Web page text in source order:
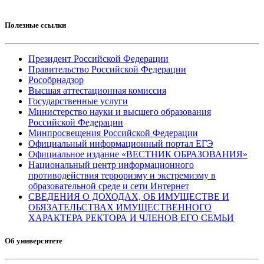
Полезные ссылки
Президент Российской Федерации
Правительство Российской Федерации
Рособрнадзор
Высшая аттестационная комиссия
Государственные услуги
Министерство науки и высшего образования
Российской Федерации
Минпросвещения Российской Федерации
Официальный информационный портал ЕГЭ
Официальное издание «ВЕСТНИК ОБРАЗОВАНИЯ»
Национальный центр информационного
противодействия терроризму и экстремизму в
образовательной среде и сети Интернет
СВЕДЕНИЯ О ДОХОДАХ, ОБ ИМУЩЕСТВЕ И
ОБЯЗАТЕЛЬСТВАХ ИМУЩЕСТВЕННОГО
ХАРАКТЕРА РЕКТОРА И ЧЛЕНОВ ЕГО СЕМЬИ
Об университете